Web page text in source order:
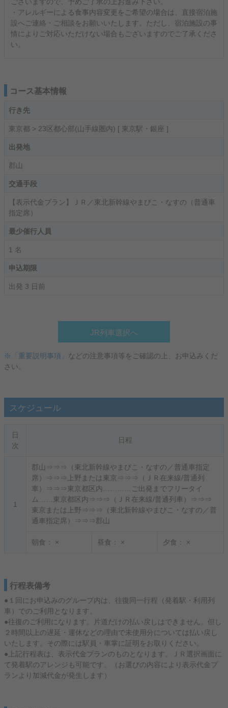
・アレルギーによる食事内容変更をご希望の場合は、直接宿泊施
設へご連絡・ご相談をお願いいたします。ただし、宿泊施設の事
情によりご対応いただけない場合もございますのでご了承くださ
い。
コース基本情報
行き先
東京都 > 23区都心部(山手線圏内) [ 東京駅・銀座 ]
出発地
郡山
交通手段
【表示代金プラン】ＪＲ／東北新幹線やまびこ・なすの（普通車
指定席）
最少催行人員
1 名
申込期限
出発 3 日前
JR列車選択へ
※「重要説明事項」 などの注意事項等をご確認の上、お申込みくだ
さい。
スケジュール
日
次
日程
1
郡山⇒⇒⇒（東北新幹線やまびこ・なすの／普通車指定
席）⇒⇒⇒上野または東京⇒⇒⇒（ＪＲ在来線/普通列
車）⇒⇒⇒東京都区内…………ご出発までフリータイ
ム……東京都区内⇒⇒⇒（ＪＲ在来線/普通列車）⇒⇒⇒
東京または上野⇒⇒⇒（東北新幹線やまびこ・なすの／普
通車指定席）⇒⇒⇒郡山
朝食： × 昼食： × 夕食： ×
行程表備考
●１回にお申込みのグループ内は、往復同一行程（発着駅・利用列
車）でのご利用となります。
●往復のご利用になります。片道だけの払い戻しはできません。但し
２時間以上の遅延・運休などの理由で未使用分については払い戻し
いたします。その際には駅員・車掌に証明をお取りください。
●上記行程表は、表示代金プランのものとなります。ＪＲ選択画面に
て発着駅のアレンジも可能です。（お選びの内容により表示代金プ
ランより加減代金が発生します）